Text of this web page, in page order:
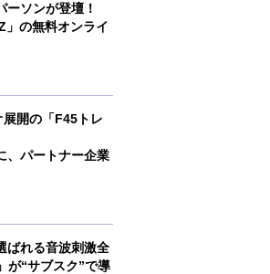
ーソンが登壇！
」の無料オンライ
開の「F45トレ
、パートナー企業
ばれる音波刺激全
が“サブスク”で導